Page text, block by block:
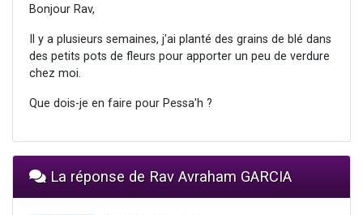
Bonjour Rav,
Il y a plusieurs semaines, j'ai planté des grains de blé dans
des petits pots de fleurs pour apporter un peu de verdure
chez moi.
Que dois-je en faire pour Pessa'h ?
La réponse de Rav Avraham GARCIA